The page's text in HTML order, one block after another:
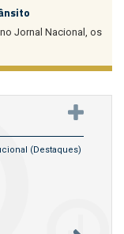
Jornal Nacional, os
(destaques)